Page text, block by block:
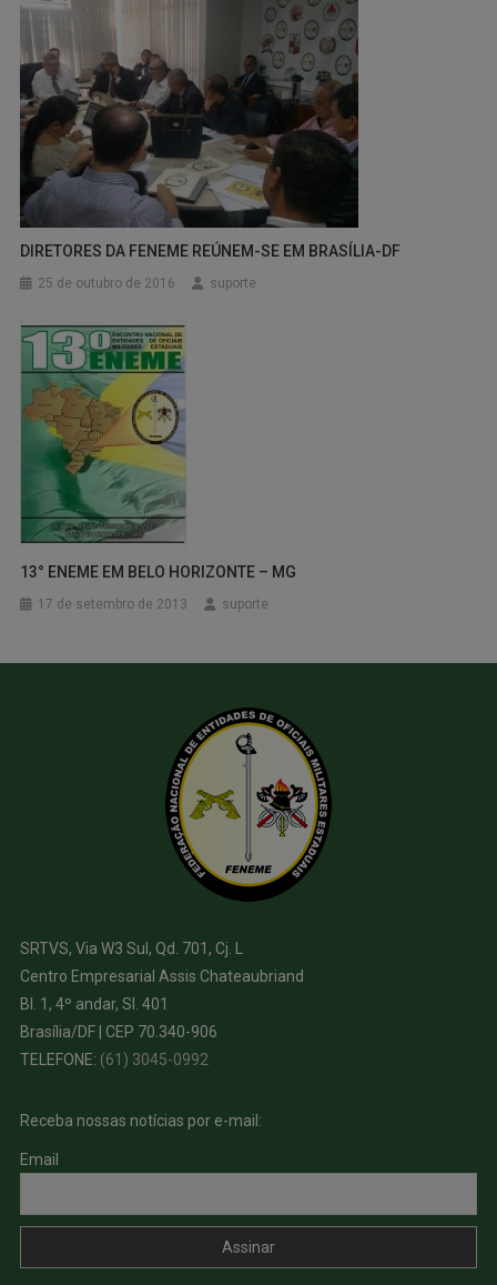
DIRETORES DA FENEME REÚNEM-SE EM BRASÍLIA-DF
25 de outubro de 2016 suporte
13° ENEME EM BELO HORIZONTE – MG
17 de setembro de 2013 suporte
SRTVS, Via W3 Sul, Qd. 701, Cj. L
Centro Empresarial Assis Chateaubriand
Bl. 1, 4º andar, Sl. 401
Brasília/DF | CEP 70.340-906
TELEFONE: (61) 3045-0992
Receba nossas notícias por e-mail:
Email